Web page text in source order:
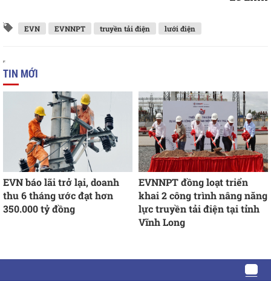
EVN EVNNPT truyền tải điện lưới điện
TIN MỚI
EVN báo lãi trở lại, doanh
thu 6 tháng ước đạt hơn
350.000 tỷ đồng
EVNNPT đồng loạt triển
khai 2 công trình nâng năng
lực truyền tải điện tại tỉnh
Vĩnh Long